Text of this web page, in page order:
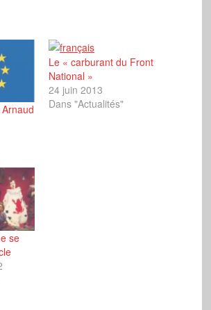
Le « carburant du Front
National »
24 juin 2013
Dans "Actualités"
se